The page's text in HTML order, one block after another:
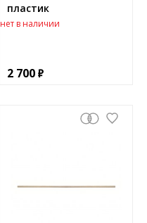
пластик
нет в наличии
2 700